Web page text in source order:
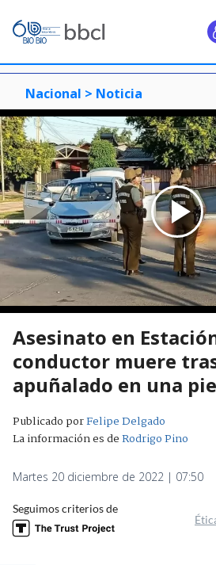
Nacional > Noticia
Asesinato en
conductor muere
apuñalado en una
Publicado porFelipe Delgado
La información es deRodrigo Pino
Martes 20 diciembre de 2022 | 07:50
Seguimos criterios de